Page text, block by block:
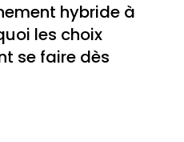
hybride à
les choix
se faire dès